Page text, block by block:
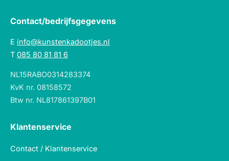
Contact/bedrijfsgegevens
E info@kunstenkadootjes.nl
T 085 80 81 81 6
NL15RABO0314283374
KvK nr. 08158572
Btw nr. NL817861397B01
Klantenservice
Contact / Klantenservice